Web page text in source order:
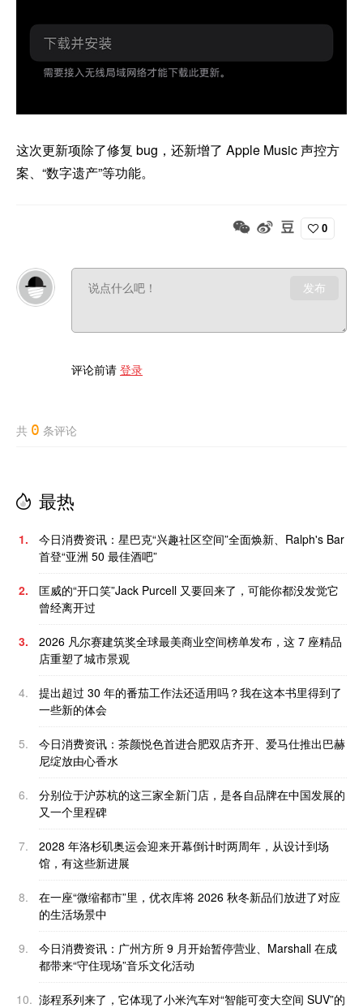
这次更新项除了修复 bug，还新增了 Apple Music 声控方
案、“数字遗产”等功能。
0
发布
评论前请 登录
共 0 条评论
最热
1.
今日消费资讯：星巴克“兴趣社区空间”全面焕新、Ralph's Bar
首登“亚洲 50 最佳酒吧”
2.
匡威的“开口笑”Jack Purcell 又要回来了，可能你都没发觉它
曾经离开过
3.
2026 凡尔赛建筑奖全球最美商业空间榜单发布，这 7 座精品
店重塑了城市景观
4.
提出超过 30 年的番茄工作法还适用吗？我在这本书里得到了
一些新的体会
5.
今日消费资讯：茶颜悦色首进合肥双店齐开、爱马仕推出巴赫
尼绽放由心香水
6.
分别位于沪苏杭的这三家全新门店，是各自品牌在中国发展的
又一个里程碑
7.
2028 年洛杉矶奥运会迎来开幕倒计时两周年，从设计到场
馆，有这些新进展
8.
在一座“微缩都市”里，优衣库将 2026 秋冬新品们放进了对应
的生活场景中
9.
今日消费资讯：广州方所 9 月开始暂停营业、Marshall 在成
都带来“守住现场”音乐文化活动
10. 澎程系列来了，它体现了小米汽车对“智能可变大空间 SUV”的